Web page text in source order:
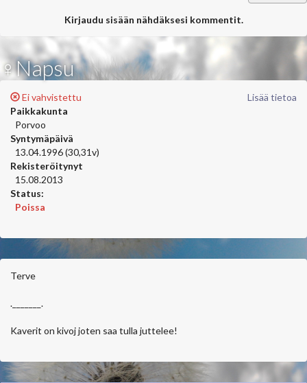
Kirjaudu sisään nähdäksesi kommentit.
♀Napsu
Lisää tietoa
Ei vahvistettu
Paikkakunta
Porvoo
Syntymäpäivä
13.04.1996 (30,31v)
Rekisteröitynyt
15.08.2013
Status:
Poissa
Terve
._______.
Kaverit on kivoj joten saa tulla juttelee!